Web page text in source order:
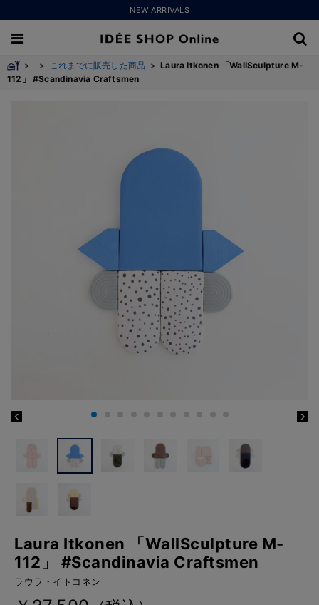
NEW ARRIVALS
> > これまでに販売した商品 >Laura Itkonen 「WallSculpture M-
112」 #Scandinavia Craftsmen
Laura Itkonen 「WallSculpture M-
112」 #Scandinavia Craftsmen
ラウラ・イトコネン